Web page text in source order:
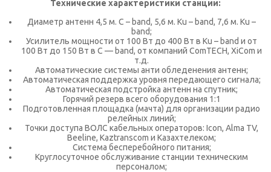
Технические характеристики станции:
Диаметр антенн 4,5 м. C – band, 5,6 м. Ku – band, 7,6 м. Ku –
band;
Усилитель мощности от 100 Вт до 400 Вт в Ku – band и от
100 Вт до 150 Вт в C — band, от компаний ComTECH, XiCom и
т.д.
Автоматические системы анти обледенения антенн;
Автоматическая поддержка уровня передающего сигнала;
Автоматическая подстройка антенн на спутник;
Горячий резерв всего оборудования 1:1
Подготовленная площадка (мачта) для организации радио
релейных линий;
Точки доступа ВОЛС кабельных операторов: Icon, Alma TV,
Beeline, Kaztranscom и Казахтелеком;
Система бесперебойного питания;
Круглосуточное обслуживание станции техническим
персоналом;